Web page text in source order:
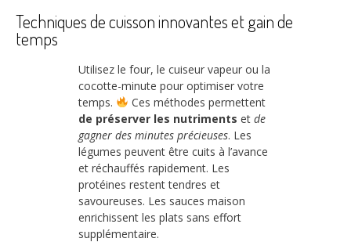
Techniques de cuisson innovantes et gain de
temps
Utilisez le four, le cuiseur vapeur ou la
cocotte-minute pour optimiser votre
temps.
Ces méthodes permettent
de préserver les nutriments et de
gagner des minutes précieuses. Les
légumes peuvent être cuits à l’avance
et réchauffés rapidement. Les
protéines restent tendres et
savoureuses. Les sauces maison
enrichissent les plats sans effort
supplémentaire.